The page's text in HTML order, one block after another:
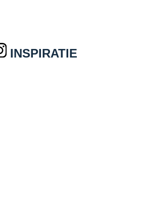
INSPIRATIE